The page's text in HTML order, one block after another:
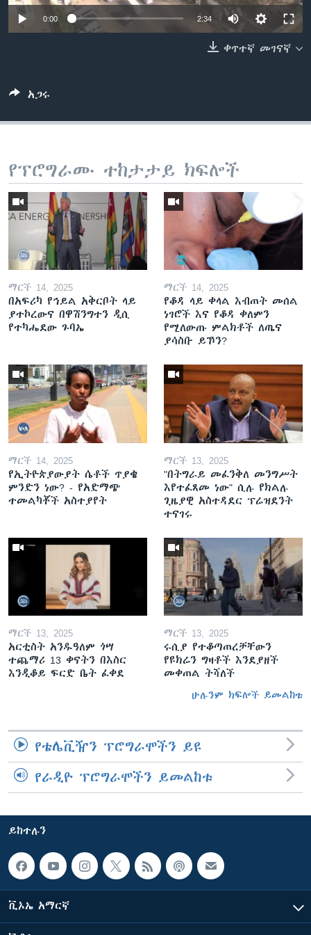
0:00 2:34
ቀጥተኛ መገናኛ
አጋሩ
የፕሮግራሙ ተከታታይ ክፍሎች
ማርች 14, 2025
በአፍሪካ የኅይል አቅርቦት ላይ
ያተኮረውና በዋሽንግተን ዲሲ
የተካሔደው ጉባኤ
ማርች 14, 2025
የቆዳ ላይ ቀላል እብጠት መሰል
ነገሮች እና የቆዳ ቀለምን
የሚለውጡ ምልክቶች ለጤና
ያሳስቡ ይኾን?
ማርች 14, 2025
የኢትዮጵያውያት ሴቶች ጥያቄ
ምንድን ነው? - የአድማጭ
ተመልካቾች አስተያየት
ማርች 13, 2025
"በትግራይ መፈንቅለ መንግሥት
እየተፈጸመ ነው" ሲሉ የክልሉ
ጊዜያዊ አስተዳደር ፕሬዝደንት
ተናገሩ
ማርች 13, 2025
አርቲስት አንዱዓለም ጎሣ
ተጨማሪ 13 ቀናትን በእስር
እንዲቆይ ፍርድ ቤት ፈቀደ
ማርች 13, 2025
ሩሲያ የተቆጣጠረቻቸውን
የዩክሬን ግዛቶች እንደያዘች
መቀጠል ትሻለች
ሁሉንም ክፍሎች ይመልከቱ
የቴሌቪዥን ፕሮግራሞችን ይዩ
የራዲዮ ፕሮግራሞችን ይመልከቱ
ይከተሉን
ቪኦኤ አማርኛ